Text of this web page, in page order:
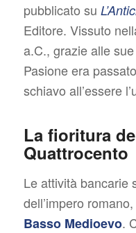
pubblicato su
Editore. Vissuto
a.C., grazie alle
Pasione era
schiavo all’essere
La fioritura
Quattrocento
Le attività bancarie
dell’impero
Basso Medioevo.